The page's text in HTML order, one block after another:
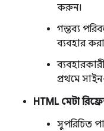
করুন।
গন্তব্য
ব্যবহার
প্রথমে
HTML মেটা
সুপরিচিত